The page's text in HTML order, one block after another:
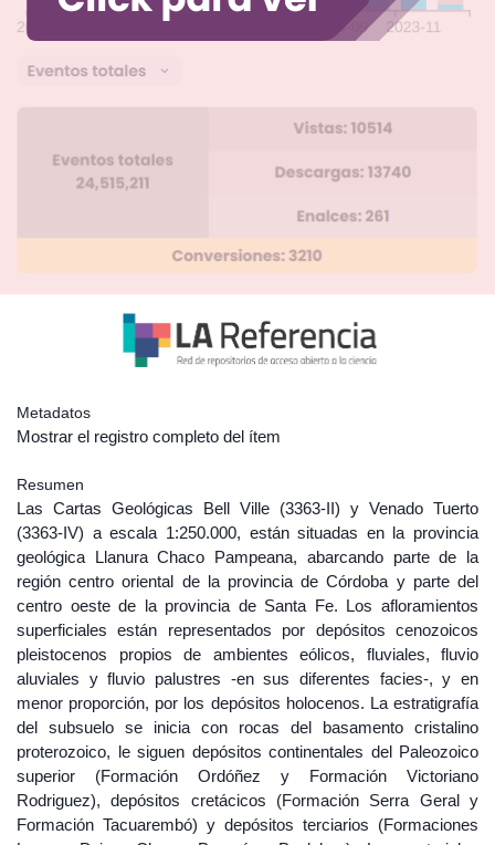
Metadatos
Mostrar el registro completo del ítem
Resumen
Las Cartas Geológicas Bell Ville (3363-II) y Venado Tuerto
(3363-IV) a escala 1:250.000, están situadas en la provincia
geológica Llanura Chaco Pampeana, abarcando parte de la
región centro oriental de la provincia de Córdoba y parte del
centro oeste de la provincia de Santa Fe. Los afloramientos
superficiales están representados por depósitos cenozoicos
pleistocenos propios de ambientes eólicos, fluviales, fluvio
aluviales y fluvio palustres -en sus diferentes facies-, y en
menor proporción, por los depósitos holocenos. La estratigrafía
del subsuelo se inicia con rocas del basamento cristalino
proterozoico, le siguen depósitos continentales del Paleozoico
superior (Formación Ordóñez y Formación Victoriano
Rodriguez), depósitos cretácicos (Formación Serra Geral y
Formación Tacuarembó) y depósitos terciarios (Formaciones